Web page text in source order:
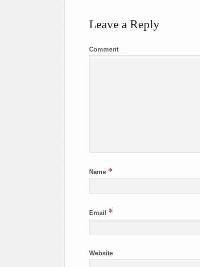
Leave a Reply
Comment
Name *
Email *
Website